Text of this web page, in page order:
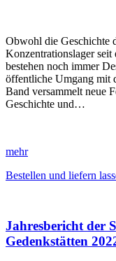
Obwohl die Geschichte
Konzentrationslager
bestehen noch immer
öffentliche Umgang mit
Band versammelt neue
Geschichte und…
mehr
Bestellen und liefern
Jahresbericht der
Gedenkstätten